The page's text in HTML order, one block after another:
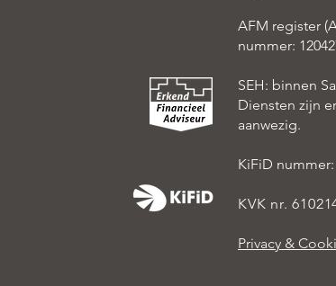
AFM register
nummer:
SEH: binnen
Diensten zijn
aanwezig.
KiFiD nummer:
KVK nr.
Privacy &